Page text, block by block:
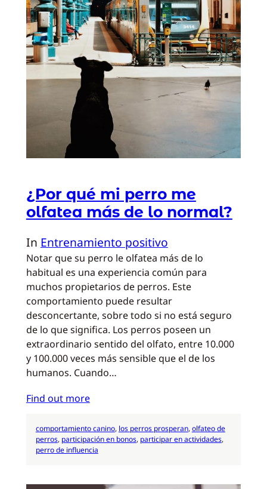
¿Por qué mi perro me
olfatea más de lo normal?
In Entrenamiento positivo
Notar que su perro le olfatea más de lo
habitual es una experiencia común para
muchos propietarios de perros. Este
comportamiento puede resultar
desconcertante, sobre todo si no está seguro
de lo que significa. Los perros poseen un
extraordinario sentido del olfato, entre 10.000
y 100.000 veces más sensible que el de los
humanos. Cuando…
Find out more
comportamiento canino, los perros prosperan, olfateo de
perros, participación en bonos, participar en actividades
perro de influencia